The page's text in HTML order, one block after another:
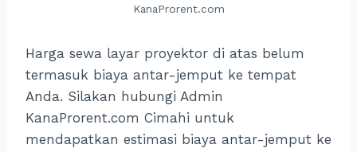
KanaProrent.com
Harga sewa layar proyektor di atas belum
termasuk biaya antar-jemput ke tempat
Anda. Silakan hubungi Admin
KanaProrent.com Cimahi untuk
mendapatkan estimasi biaya antar-jemput ke